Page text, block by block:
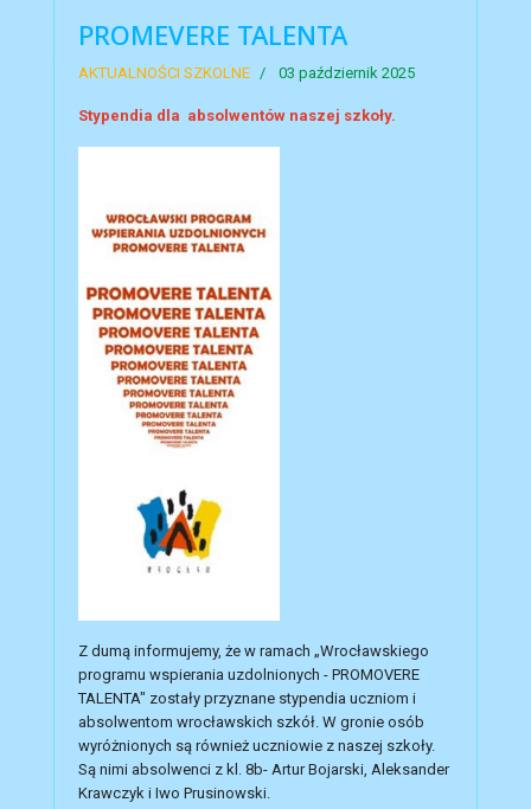
PROMEVERE TALENTA
AKTUALNOŚCI SZKOLNE 03 październik 2025
Stypendia dla absolwentów naszej szkoły.
Z dumą informujemy, że w ramach „Wrocławskiego
programu wspierania uzdolnionych - PROMOVERE
TALENTA" zostały przyznane stypendia uczniom i
absolwentom wrocławskich szkół. W gronie osób
wyróżnionych są również uczniowie z naszej szkoły.
Są nimi absolwenci z kl. 8b- Artur Bojarski, Aleksander
Krawczyk i Iwo Prusinowski.